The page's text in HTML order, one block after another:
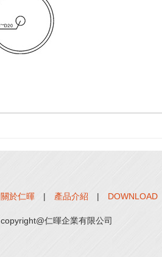
關於仁暉 | 產品介紹 | DOWNLOAD
copyright@仁暉企業有限公司